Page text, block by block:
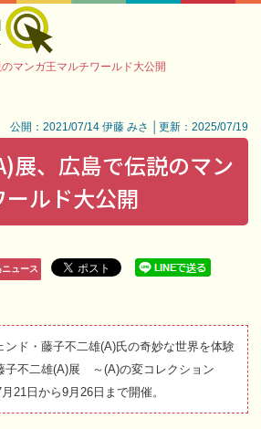
マンガ王マルチワールド大公開
公開：2021/07/14 伊藤 みさ │更新：2025/07/19
展、広島で伝説のマン
ルド大公開
ニュース
ンド・藤子不二雄(A)氏の奇妙な世界を体験
子不二雄(A)展 ～(A)の変コレクション
21日から9月26日まで開催。